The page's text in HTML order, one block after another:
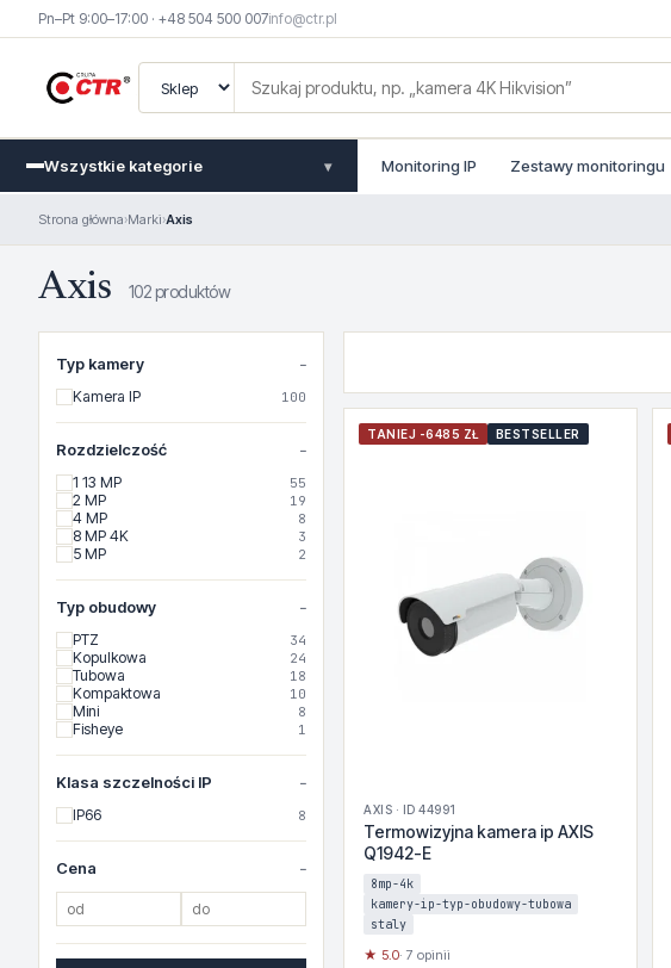
Pn–Pt 9:00–17:00 · +48 504 500 007info@ctr.pl
Wszystkie kategorie ▾ Monitoring IP Zestawy monitoringu
Strona główna›Marki›Axis
Axis 102 produktów
Typ kamery
Kamera IP 100
Rozdzielczość
1 13 MP 55
2 MP 19
4 MP 8
8 MP 4K 3
5 MP 2
Typ obudowy
PTZ 34
Kopulkowa 24
Tubowa 18
Kompaktowa 10
Mini 8
Fisheye 1
Klasa szczelności IP
IP66 8
Cena
TANIEJ -6485 ZŁ BESTSELLER
AXIS · ID 44991
Termowizyjna kamera ip AXIS
Q1942-E
8mp-4k
kamery-ip-typ-obudowy-tubowa
staly
★ 5.0· 7 opinii